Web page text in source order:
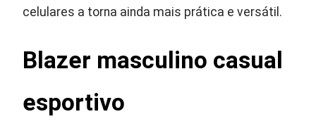
celulares a torna ainda mais prática e versátil.
Blazer masculino casual
esportivo